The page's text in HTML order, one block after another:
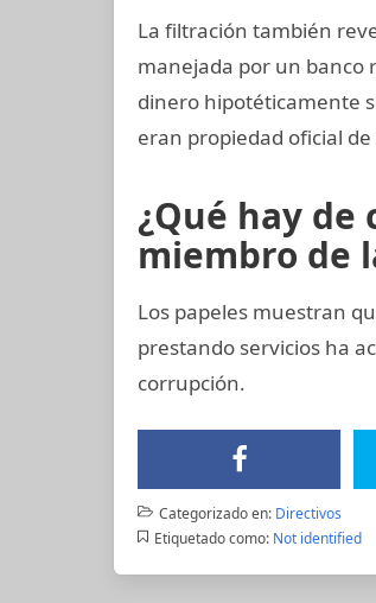
La filtración también
manejada por un banco
dinero hipotéticamente
eran propiedad oficial
¿Qué hay
miembro de
Los papeles muestran
prestando servicios ha
corrupción.
Categorizado en: Directivos
Etiquetado como: Not identified